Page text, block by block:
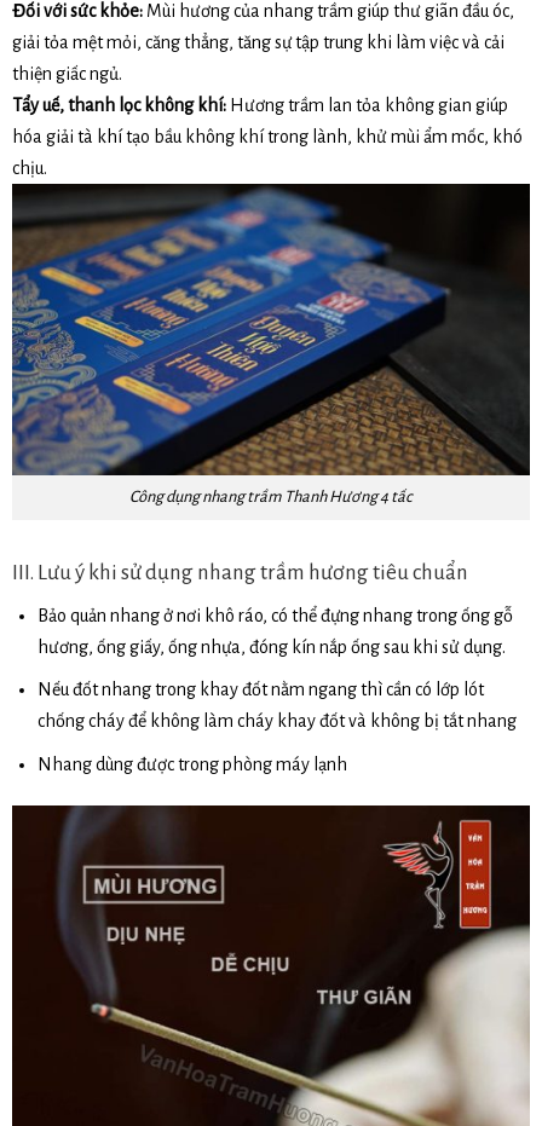
Đối với sức khỏe: Mùi hương của nhang trầm giúp thư giãn đầu óc,
giải tỏa mệt mỏi, căng thẳng, tăng sự tập trung khi làm việc và cải
thiện giấc ngủ.
Tẩy uế, thanh lọc không khí: Hương trầm lan tỏa không gian giúp
hóa giải tà khí tạo bầu không khí trong lành, khử mùi ẩm mốc, khó
chịu.
Công dụng nhang trầm Thanh Hương 4 tấc
III. Lưu ý khi sử dụng nhang trầm hương tiêu chuẩn
Bảo quản nhang ở nơi khô ráo, có thể đựng nhang trong ống gỗ
hương, ống giấy, ống nhựa, đóng kín nắp ống sau khi sử dụng.
Nếu đốt nhang trong khay đốt nằm ngang thì cần có lớp lót
chống cháy để không làm cháy khay đốt và không bị tắt nhang
Nhang dùng được trong phòng máy lạnh